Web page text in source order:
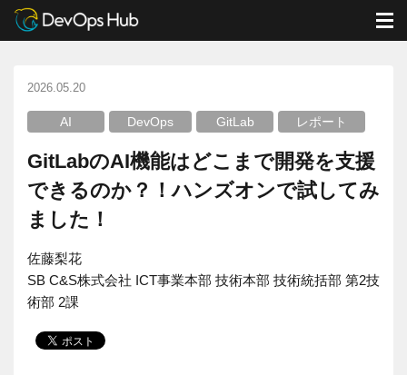
DevOps Hub ブログ
GitLab
GitLabのAI機能はどこまで開発を支援できるのか？！ハンズオンで試してみました！
2026.05.20
AI DevOps GitLab レポート
GitLabのAI機能はどこまで開発を支援
できるのか？！ハンズオンで試してみ
ました！
佐藤梨花
SB C&S株式会社 ICT事業本部 技術本部 技術統括部 第2技
術部 2課